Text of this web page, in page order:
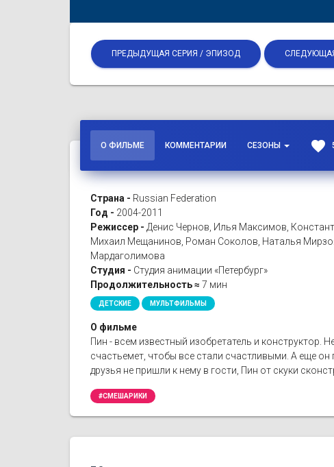
ПРЕДЫДУЩАЯ СЕРИЯ / ЭПИЗОД
О ФИЛЬМЕ КОММЕНТАРИИ СЕЗОНЫ favorite
Страна - Russian Federation
Год - 2004-2011
Режиссер - Денис Чернов, Илья Максимов,
Михаил Мещанинов, Роман Соколов, Наталья
Мардаголимова
Студия - Студия анимации «Петербург»
Продолжительность ≈ 7 мин
ДЕТСКИЕ МУЛЬТФИЛЬМЫ
О фильме
Пин - всем известный изобретатель и
счастьемет, чтобы все стали счастливыми. А еще
друзья не пришли к нему в гости, Пин от скуки
#СМЕШАРИКИ